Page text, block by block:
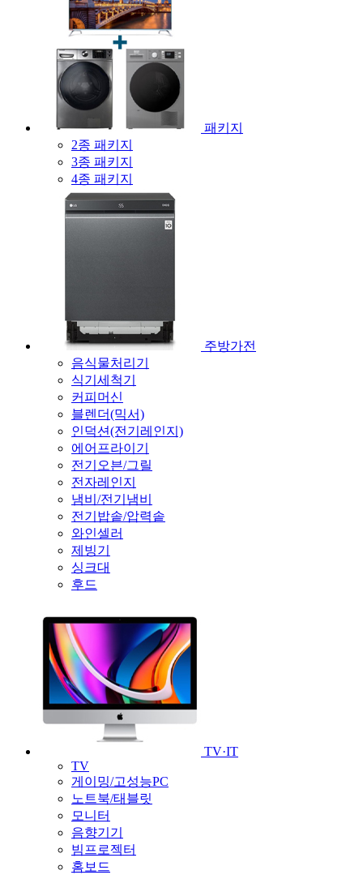
패키지
2종 패키지
3종 패키지
4종 패키지
주방가전
음식물처리기
식기세척기
커피머신
블렌더(믹서)
인덕션(전기레인지)
에어프라이기
전기오븐/그릴
전자레인지
냄비/전기냄비
전기밥솥/압력솥
와인셀러
제빙기
싱크대
후드
TV·IT
TV
게이밍/고성능PC
노트북/태블릿
모니터
음향기기
빔프로젝터
홈보드